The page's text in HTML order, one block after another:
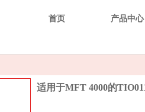
首页 产品中心
适用于MFT 4000的